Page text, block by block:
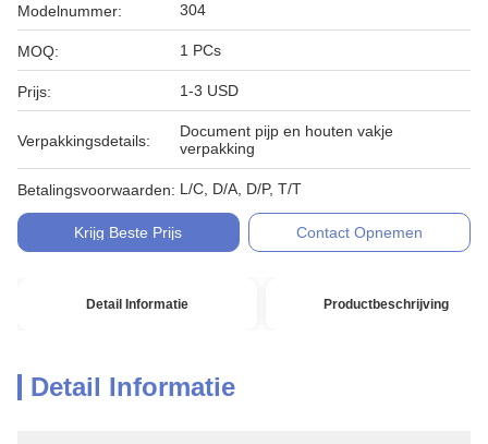
Modelnummer: 304
MOQ: 1 PCs
Prijs: 1-3 USD
Verpakkingsdetails:
Document pijp en houten vakje
verpakking
Betalingsvoorwaarden: L/C, D/A, D/P, T/T
Krijg Beste Prijs Contact Opnemen
Detail Informatie Productbeschrijving
Detail Informatie